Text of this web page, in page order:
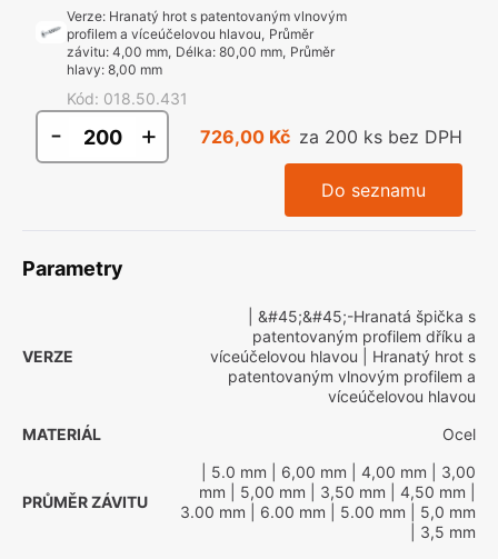
Verze: Hranatý hrot s patentovaným vlnovým
profilem a víceúčelovou hlavou, Průměr
závitu:4,00 mm, Délka:80,00 mm, Průměr
hlavy:8,00 mm
Kód: 018.50.431
- + 726,00 Kč za 200 ks bez DPH
Do seznamu
Parametry
VERZE
| &#45;&#45;-Hranatá špička s
patentovaným profilem dříku a
víceúčelovou hlavou | Hranatý hrot s
patentovaným vlnovým profilem a
víceúčelovou hlavou
MATERIÁL
Ocel
PRŮMĚR ZÁVITU
| 5.0 mm | 6,00 mm | 4,00 mm | 3,00
mm | 5,00 mm | 3,50 mm | 4,50 mm
3.00 mm | 6.00 mm | 5.00 mm | 5,0 mm
| 3,5 mm